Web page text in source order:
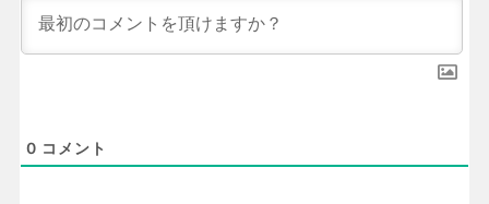
0 コメント